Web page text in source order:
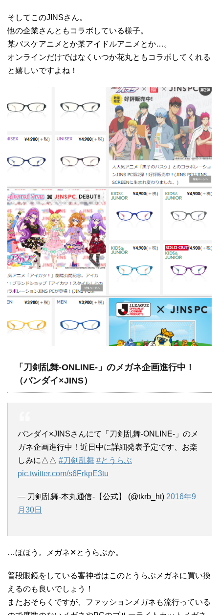
そしてこのJINSさん。
他の企業さんともコラボしている様子。
某バスケアニメとか某アイドルアニメとか…。
オンラインだけではなくいつか花丸ともコラボしてくれる
と嬉しいですよね！
「刀剣乱舞-ONLINE-」のメガネ企画進行中！
（バンダイ×JINS）
バンダイ×JINSさんにて「刀剣乱舞-ONLINE-」のメ
ガネ企画進行中！近日中に詳細発表予定です、お楽
しみに△△ #刀剣乱舞 #とうらぶ
pic.twitter.com/s6FrkpE3tu
— 刀剣乱舞-本丸通信-【公式】 (@tkrb_ht) 2016年9
月30日
…ほほう。メガネ✕とうらぶか。
普段眼鏡をしている審神者はこのとうらぶメガネに買い換
えるのも良いでしょう！
またおそらくですが、ファッションメガネも流行っている